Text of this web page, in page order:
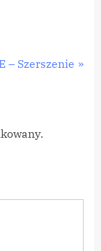
– Szerszenie